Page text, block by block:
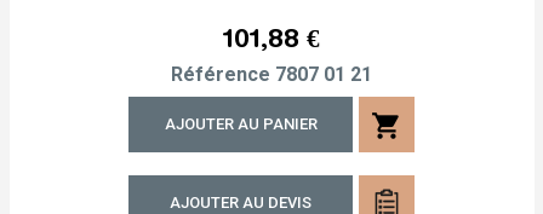
Prix
101,88 €
Référence 7807 01 21
AJOUTER AU PANIER shopping_cart
AJOUTER AU DEVIS